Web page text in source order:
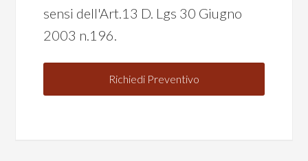
sensi dell'Art.13 D. Lgs 30 Giugno
2003 n.196.